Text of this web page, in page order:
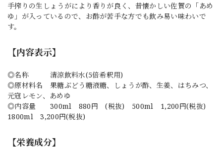
手搾りの生しょうがにより香りが良く、昔懐かしい佐賀の「あめ
ゆ」が入っているので、お酢が苦手な方でも飲み易い味わいで
す。
【内容表示】
◎名称 清涼飲料水(5倍希釈用)
◎原材料名 果糖ぶどう糖液糖、しょうが酢、生姜、はちみつ、
元寇レモン、あめゆ
◎内容量 300ml 880円 (税抜) 500ml 1,200円(税抜)
1800ml 3,200円(税抜)
【栄養成分】